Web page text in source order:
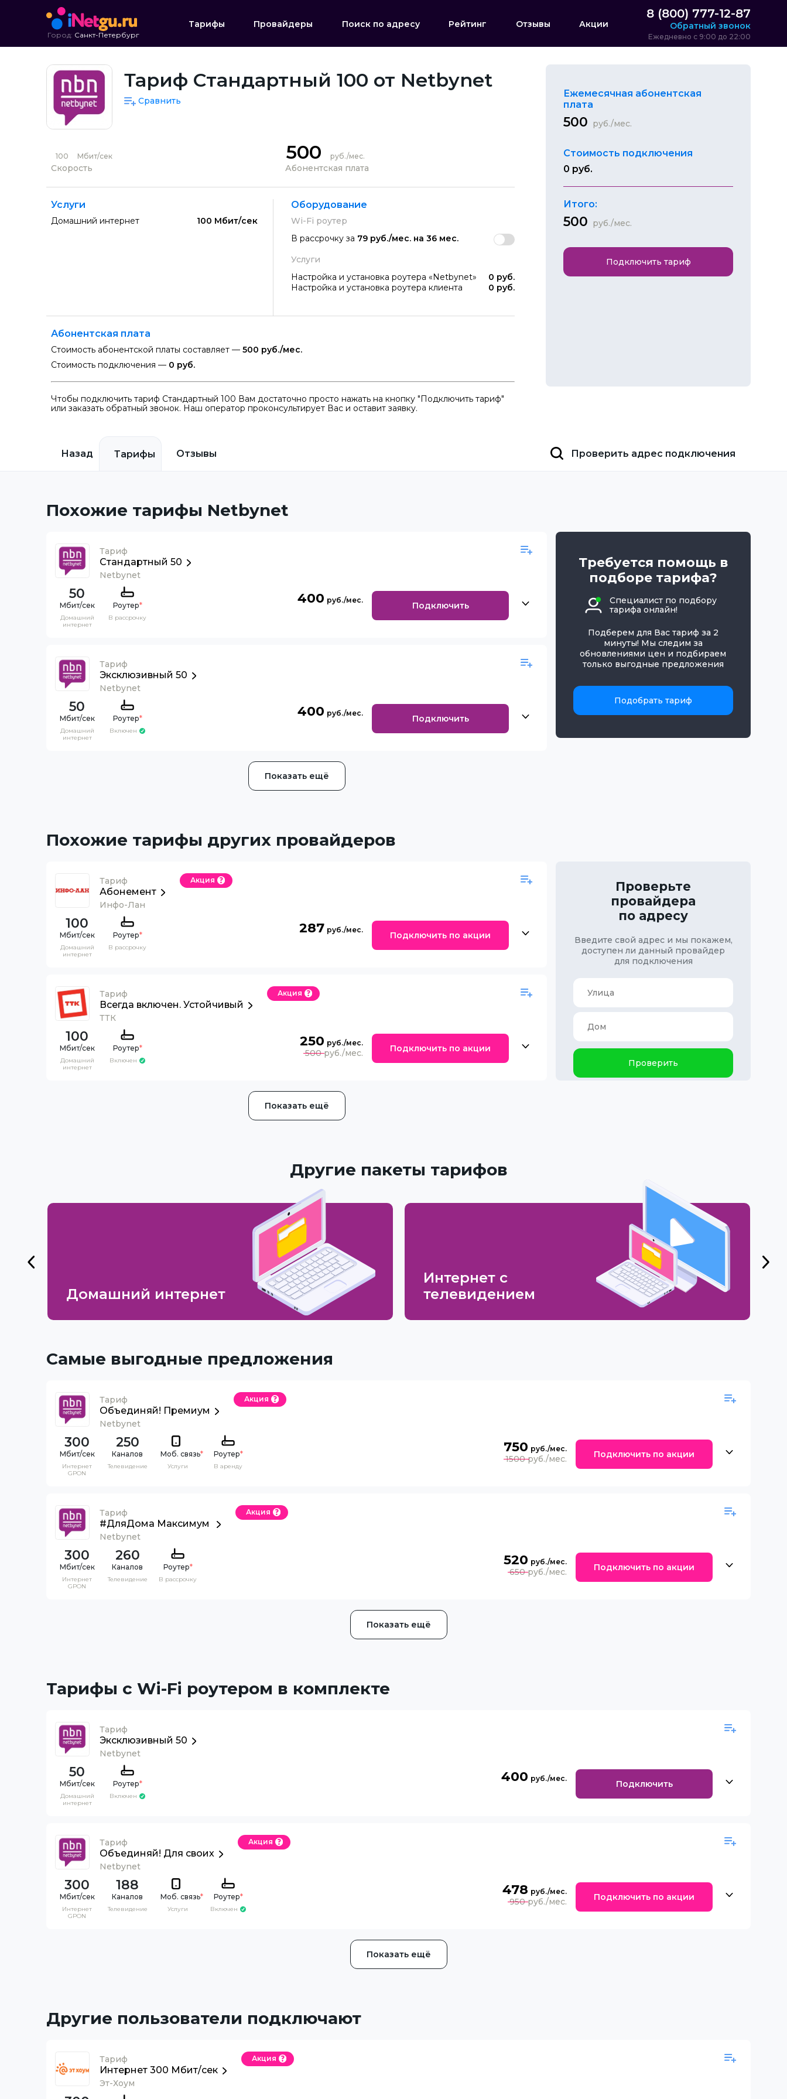
Город: Санкт-Петербург
Тарифы Провайдеры Поиск по адресу Рейтинг Отзывы Акции
8 (800) 777-12-87
Обратный звонок
Ежедневно с 9:00 до 22:00
Тариф Стандартный 100 от Netbynet
Сравнить
100 Мбит/сек
Скорость
500 руб./мес.
Абонентская плата
Услуги
Домашний интернет 100 Мбит/сек
Оборудование
Wi-Fi роутер
В рассрочку за 79 руб./мес. на 36 мес.
Услуги
Настройка и установка роутера «Netbynet»
0 руб.
Настройка и установка роутера клиента
0 руб.
Абонентская плата
Стоимость абонентской платы составляет — 500 руб./мес.
Стоимость подключения — 0 руб.
Чтобы подключить тариф Стандартный 100 Вам достаточно просто нажать на кнопку "Подключить тариф"
или заказать обратный звонок. Наш оператор проконсультирует Вас и оставит заявку.
Ежемесячная абонентская
плата
500 руб./мес.
Стоимость подключения
0 руб.
Итого:
500 руб./мес.
Подключить тариф
Назад Тарифы Отзывы Проверить адрес подключения
Похожие тарифы Netbynet
Тариф
Стандартный 50
Netbynet
50
Домашний
интернет
Роутер*
В рассрочку
400 Подключить
Тариф
Эксклюзивный 50
Netbynet
50
Домашний
интернет
Роутер*
Включен
400 Подключить
Показать ещё
Требуется помощь в
подборе тарифа?
Специалист по подбору
тарифа онлайн!
Подберем для Вас тариф за 2
минуты! Мы следим за
обновлениями цен и подбираем
только выгодные предложения
Подобрать тариф
Похожие тарифы других провайдеров
Тариф
Абонемент
Инфо-Лан
Акция
100
Домашний
интернет
Роутер*
В рассрочку
287 Подключить по акции
Тариф
Всегда включен. Устойчивый
ТТК
Акция
100
Домашний
интернет
Роутер*
Включен
250
500 Подключить по акции
Показать ещё
Проверьте
провайдера
по адресу
Введите свой адрес и мы покажем,
доступен ли данный провайдер
для подключения
Проверить
Другие пакеты тарифов
Домашний интернет
Интернет с
телевидением
Самые выгодные предложения
Тариф
Объединяй! Премиум
Netbynet
Акция
300
Интернет
GPON
250
Каналов
Телевидение
Моб. связь*
Услуги
Роутер*
В аренду
750
1500 Подключить по акции
Тариф
#ДляДома Максимум
Netbynet
Акция
300
Интернет
GPON
260
Каналов
Телевидение
Роутер*
В рассрочку
520
650 Подключить по акции
Показать ещё
Тарифы с Wi-Fi роутером в комплекте
Тариф
Эксклюзивный 50
Netbynet
50
Домашний
интернет
Роутер*
Включен
400 Подключить
Тариф
Объединяй! Для своих
Netbynet
Акция
300
Интернет
GPON
188
Каналов
Телевидение
Моб. связь*
Услуги
Роутер*
Включен
478
950 Подключить по акции
Показать ещё
Другие пользователи подключают
Тариф
Интернет 300 Мбит/сек
Эт-Хоум
Акция